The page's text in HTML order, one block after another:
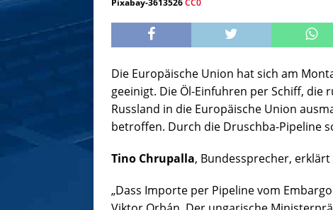
Die Europäische Union hat sich am
geeinigt. Die Öl-Einfuhren per Schiff,
Russland in die Europäische Union
betroffen. Durch die Druschba-Pipeline
Tino Chrupalla, Bundessprecher, erklärt
„Dass Importe per Pipeline vom